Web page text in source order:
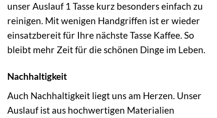
unser Auslauf 1 Tasse kurz besonders einfach zu
reinigen. Mit wenigen Handgriffen ist er wieder
einsatzbereit für Ihre nächste Tasse Kaffee. So
bleibt mehr Zeit für die schönen Dinge im Leben.
Nachhaltigkeit
Auch Nachhaltigkeit liegt uns am Herzen. Unser
Auslauf ist aus hochwertigen Materialien